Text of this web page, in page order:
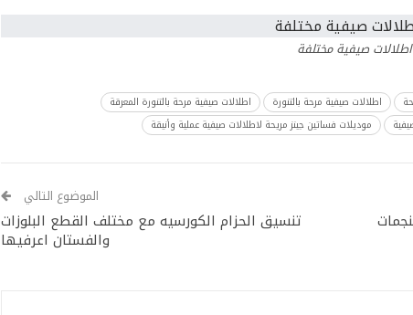
اطلالات صيفية مختلفة
اطلالات صيفية مرحة بالتنورة
اطلالات صيفية مرحة بالتنورة المعرقة
موديلات فساتين جينز مريحة لاطلالات صيفية عملية وأنيقة
الموضوع التالي
تنسيق الحزام الكورسيه مع مختلف القطع البلوزات
والفستان اعرفيها